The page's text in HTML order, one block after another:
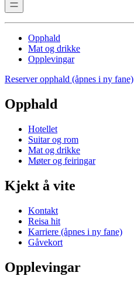
Opphald
Mat og drikke
Opplevingar
Reserver opphald (åpnes i ny fane)
Opphald
Hotellet
Suitar og rom
Mat og drikke
Møter og feiringar
Kjekt å vite
Kontakt
Reisa hit
Karriere (åpnes i ny fane)
Gåvekort
Opplevingar